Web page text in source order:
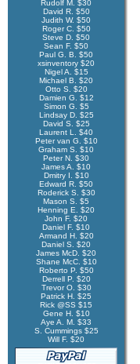
Rudolf M. $30
David R. $50
Judith W. $50
Roger C. $50
Steve D. $50
Sean F. $50
Paul G. B. $50
xsinventory $20
Nigel A. $15
Michael B. $20
Otto S. $20
Damien G. $12
Simon G. $5
Lindsay D. $25
David S. $25
Laurent L. $40
Peter van G. $10
Graham S. $10
Peter N. $30
James A. $10
Dmitry I. $10
Edward R. $50
Roderick S. $30
Mason S. $5
Henning E. $20
John F. $20
Daniel F. $10
Armand H. $20
Daniel S. $20
James McD. $20
Shane McC. $10
Roberto P. $50
Derrell P. $20
Trevor O. $30
Patrick H. $25
Rick @SS $15
Gene H. $10
Aye A. M. $33
S. Cummings $25
Will F. $20